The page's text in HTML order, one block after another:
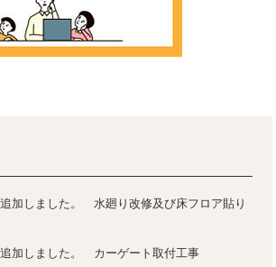
加しました。 水廻り改修及び床フロア貼り
加しました。 カーゲート取付工事